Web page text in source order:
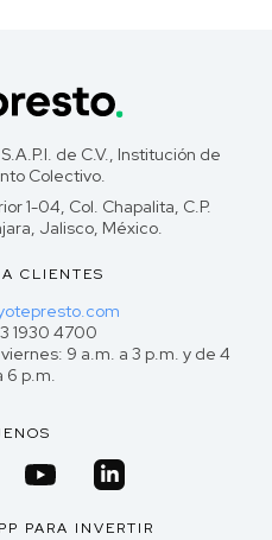
de C.V., Institución de
Colectivo.
1-04, Col. Chapalita, C.P.
Jalisco, México.
CLIENTES
1930 4700
9 a.m. a 3 p.m. y de 4
6 p.m.
PARA INVERTIR